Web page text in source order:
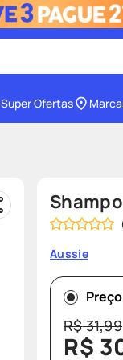
desodorante
teste gravidez
Super Ofertas
Aussie
R$31,99
R$